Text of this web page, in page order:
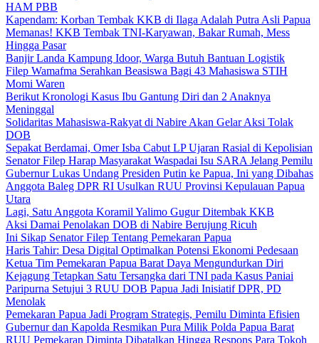
HAM PBB
Kapendam: Korban Tembak KKB di Ilaga Adalah Putra Asli Papua
Memanas! KKB Tembak TNI-Karyawan, Bakar Rumah, Mess
Hingga Pasar
Banjir Landa Kampung Idoor, Warga Butuh Bantuan Logistik
Filep Wamafma Serahkan Beasiswa Bagi 43 Mahasiswa STIH
Momi Waren
Berikut Kronologi Kasus Ibu Gantung Diri dan 2 Anaknya
Meninggal
Solidaritas Mahasiswa-Rakyat di Nabire Akan Gelar Aksi Tolak
DOB
Sepakat Berdamai, Omer Isba Cabut LP Ujaran Rasial di Kepolisian
Senator Filep Harap Masyarakat Waspadai Isu SARA Jelang Pemilu
Gubernur Lukas Undang Presiden Putin ke Papua, Ini yang Dibahas
Anggota Baleg DPR RI Usulkan RUU Provinsi Kepulauan Papua
Utara
Lagi, Satu Anggota Koramil Yalimo Gugur Ditembak KKB
Aksi Damai Penolakan DOB di Nabire Berujung Ricuh
Ini Sikap Senator Filep Tentang Pemekaran Papua
Haris Tahir: Desa Digital Optimalkan Potensi Ekonomi Pedesaan
Ketua Tim Pemekaran Papua Barat Daya Mengundurkan Diri
Kejagung Tetapkan Satu Tersangka dari TNI pada Kasus Paniai
Paripurna Setujui 3 RUU DOB Papua Jadi Inisiatif DPR, PD
Menolak
Pemekaran Papua Jadi Program Strategis, Pemilu Diminta Efisien
Gubernur dan Kapolda Resmikan Pura Milik Polda Papua Barat
RUU Pemekaran Diminta Dibatalkan Hingga Respons Para Tokoh